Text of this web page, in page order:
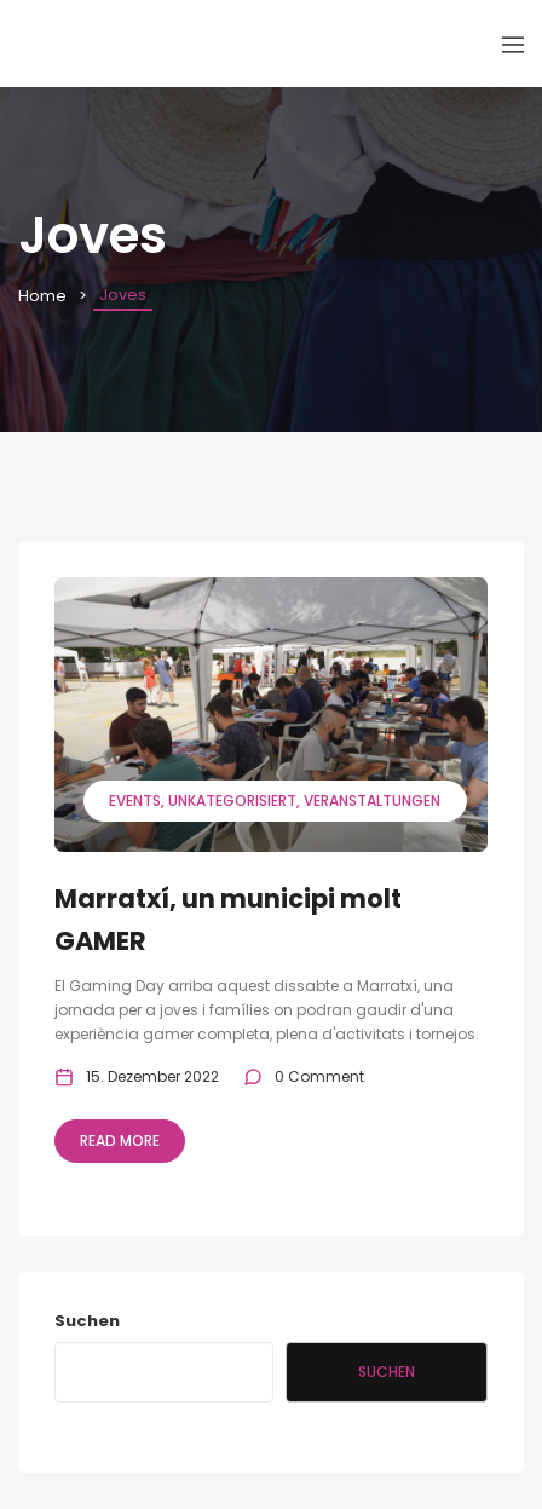
Joves
Home Joves
EVENTS UNKATEGORISIERT VERANSTALTUNGEN
Marratxí, un municipi molt
GAMER
El Gaming Day arriba aquest dissabte a Marratxí, una
jornada per a joves i famílies on podran gaudir d'una
experiència gamer completa, plena d'activitats i tornejos.
15. Dezember 2022 0 Comment
READ MORE
Suchen
SUCHEN